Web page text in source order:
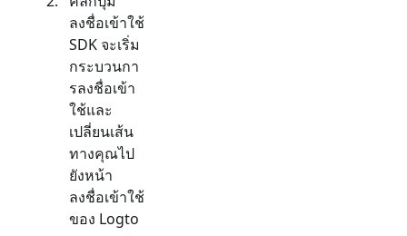
ลงชื่อเข้าใช้
SDK จะเริ่ม
กระบวนกา
รลงชื่อเข้า
ใช้และ
เปลี่ยนเส้น
ทางคุณไป
ยังหน้า
ลงชื่อเข้าใช้
ของ Logto